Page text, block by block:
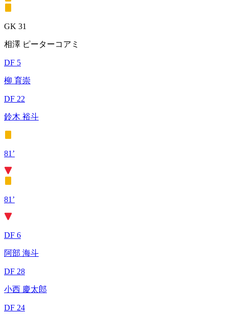
GK 31
相澤 ピーターコアミ
DF 5
柳 育崇
DF 22
鈴木 裕斗
81’
81’
DF 6
阿部 海斗
DF 28
小西 慶太郎
DF 24